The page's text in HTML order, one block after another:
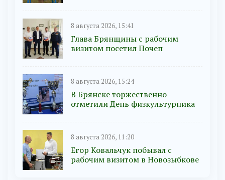
8 августа 2026, 15:41
Глава Брянщины с рабочим
визитом посетил Почеп
8 августа 2026, 15:24
В Брянске торжественно
отметили День физкультурника
8 августа 2026, 11:20
Егор Ковальчук побывал с
рабочим визитом в Новозыбкове